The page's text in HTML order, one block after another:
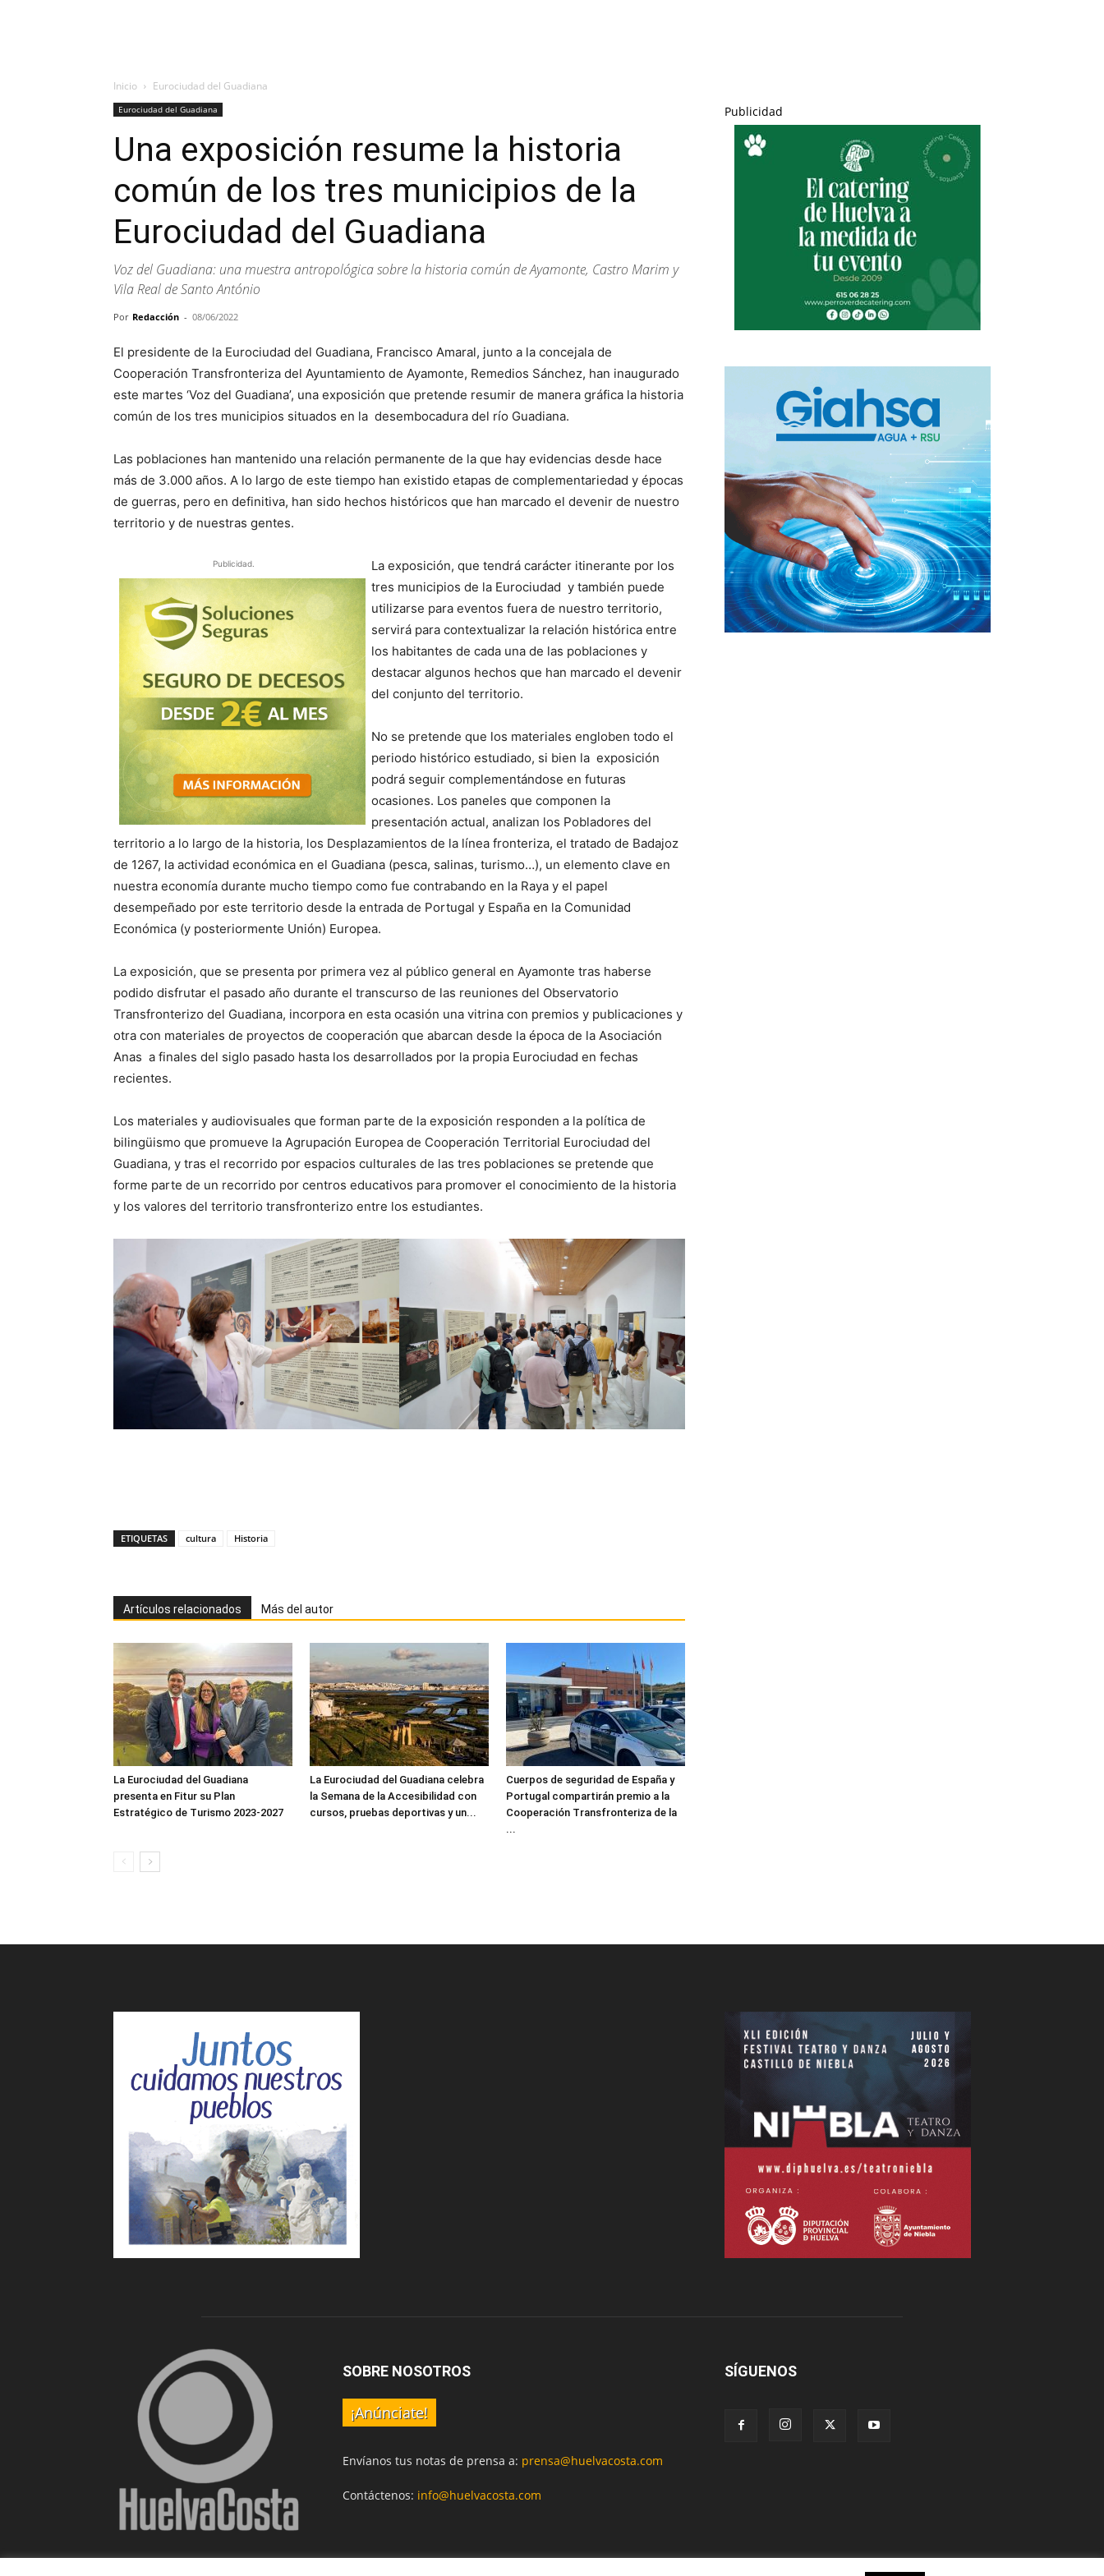
Inicio Eurociudad del Guadiana
Eurociudad del Guadiana
Una exposición resume la historia
común de los tres municipios de la
Eurociudad del Guadiana
Voz del Guadiana: una muestra antropológica sobre la historia común de Ayamonte, Castro Marim y
Vila Real de Santo António
Por Redacción - 08/06/2022
El presidente de la Eurociudad del Guadiana, Francisco Amaral, junto a la concejala de
Cooperación Transfronteriza del Ayuntamiento de Ayamonte, Remedios Sánchez, han inaugurado
este martes ‘Voz del Guadiana’, una exposición que pretende resumir de manera gráfica la historia
común de los tres municipios situados en la desembocadura del río Guadiana.
Las poblaciones han mantenido una relación permanente de la que hay evidencias desde hace
más de 3.000 años. A lo largo de este tiempo han existido etapas de complementariedad y épocas
de guerras, pero en definitiva, han sido hechos históricos que han marcado el devenir de nuestro
territorio y de nuestras gentes.
Publicidad.
La exposición, que tendrá carácter itinerante por los
tres municipios de la Eurociudad y también puede
utilizarse para eventos fuera de nuestro territorio,
servirá para contextualizar la relación histórica entre
los habitantes de cada una de las poblaciones y
destacar algunos hechos que han marcado el devenir
del conjunto del territorio.
No se pretende que los materiales engloben todo el
periodo histórico estudiado, si bien la exposición
podrá seguir complementándose en futuras
ocasiones. Los paneles que componen la
presentación actual, analizan los Pobladores del
territorio a lo largo de la historia, los Desplazamientos de la línea fronteriza, el tratado de Badajoz
de 1267, la actividad económica en el Guadiana (pesca, salinas, turismo…), un elemento clave en
nuestra economía durante mucho tiempo como fue contrabando en la Raya y el papel
desempeñado por este territorio desde la entrada de Portugal y España en la Comunidad
Económica (y posteriormente Unión) Europea.
La exposición, que se presenta por primera vez al público general en Ayamonte tras haberse
podido disfrutar el pasado año durante el transcurso de las reuniones del Observatorio
Transfronterizo del Guadiana, incorpora en esta ocasión una vitrina con premios y publicaciones y
otra con materiales de proyectos de cooperación que abarcan desde la época de la Asociación
Anas a finales del siglo pasado hasta los desarrollados por la propia Eurociudad en fechas
recientes.
Los materiales y audiovisuales que forman parte de la exposición responden a la política de
bilingüismo que promueve la Agrupación Europea de Cooperación Territorial Eurociudad del
Guadiana, y tras el recorrido por espacios culturales de las tres poblaciones se pretende que
forme parte de un recorrido por centros educativos para promover el conocimiento de la historia
y los valores del territorio transfronterizo entre los estudiantes.
ETIQUETAS cultura Historia
Artículos relacionados Más del autor
La Eurociudad del Guadiana
presenta en Fitur su Plan
Estratégico de Turismo 2023-2027
La Eurociudad del Guadiana celebra
la Semana de la Accesibilidad con
cursos, pruebas deportivas y un...
Cuerpos de seguridad de España y
Portugal compartirán premio a la
Cooperación Transfronteriza de la
...
Publicidad
SOBRE NOSOTROS
¡Anúnciate!
Envíanos tus notas de prensa a: prensa@huelvacosta.com
Contáctenos: info@huelvacosta.com
SÍGUENOS